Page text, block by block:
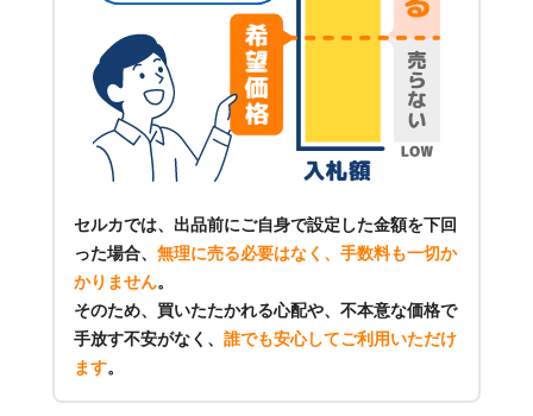
セルカでは、出品前にご自身で設定した金額を下回
った場合、 無理に売る必要はなく、手数料も一切か
かりません。
そのため、買いたたかれる心配や、不本意な価格で
手放す不安がなく、 誰でも安心してご利用いただけ
ます。